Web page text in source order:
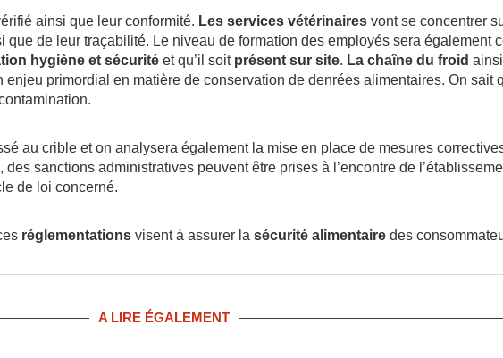
ainsi que leur conformité. Les services vétérinaires vont se concentrer
de leur traçabilité. Le niveau de formation des employés sera également
hygiène et sécurité et qu’il soitprésent sur site. La chaîne du froid
primordial en matière de conservation de denrées alimentaires. On sait
au crible et on analysera également la mise en place de mesures
sanctions administratives peuvent être prises à l’encontre de
de loi concerné.
réglementations visent à assurer la sécurité alimentaire des
A LIRE ÉGALEMENT